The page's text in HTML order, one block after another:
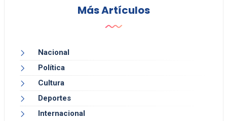
Más Artículos
Nacional
Política
Cultura
Deportes
Internacional